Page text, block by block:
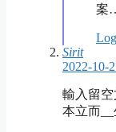
案
Sirit
2022-10-
輸入留空
本立而__